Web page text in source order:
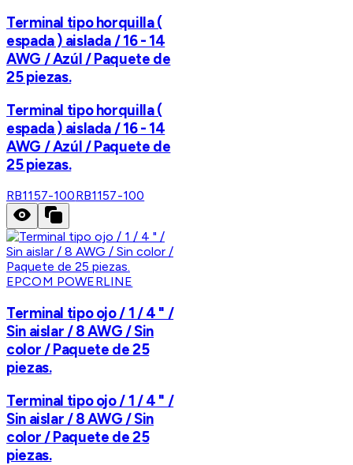
Terminal tipo horquilla (
espada ) aislada / 16 - 14
AWG / Azúl / Paquete de
25 piezas.
Terminal tipo horquilla (
espada ) aislada / 16 - 14
AWG / Azúl / Paquete de
25 piezas.
RB1157-100RB1157-100
EPCOM POWERLINE
Terminal tipo ojo / 1 / 4 " /
Sin aislar / 8 AWG / Sin
color / Paquete de 25
piezas.
Terminal tipo ojo / 1 / 4 " /
Sin aislar / 8 AWG / Sin
color / Paquete de 25
piezas.